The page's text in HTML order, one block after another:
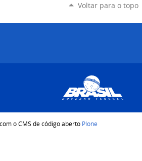
Voltar para o topo
o CMS de código aberto Plone